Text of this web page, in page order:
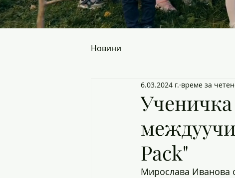
Новини
Pack"
6.03.2024 г. време за
Мирослава Иванова